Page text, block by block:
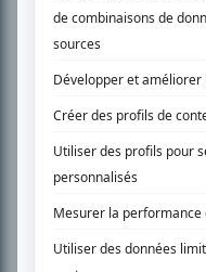
Liste des oeuvres
Recherche avancée
À propos
Nous contacter
Termes et conditions
Politique de confidentialité
Gestion du consentement